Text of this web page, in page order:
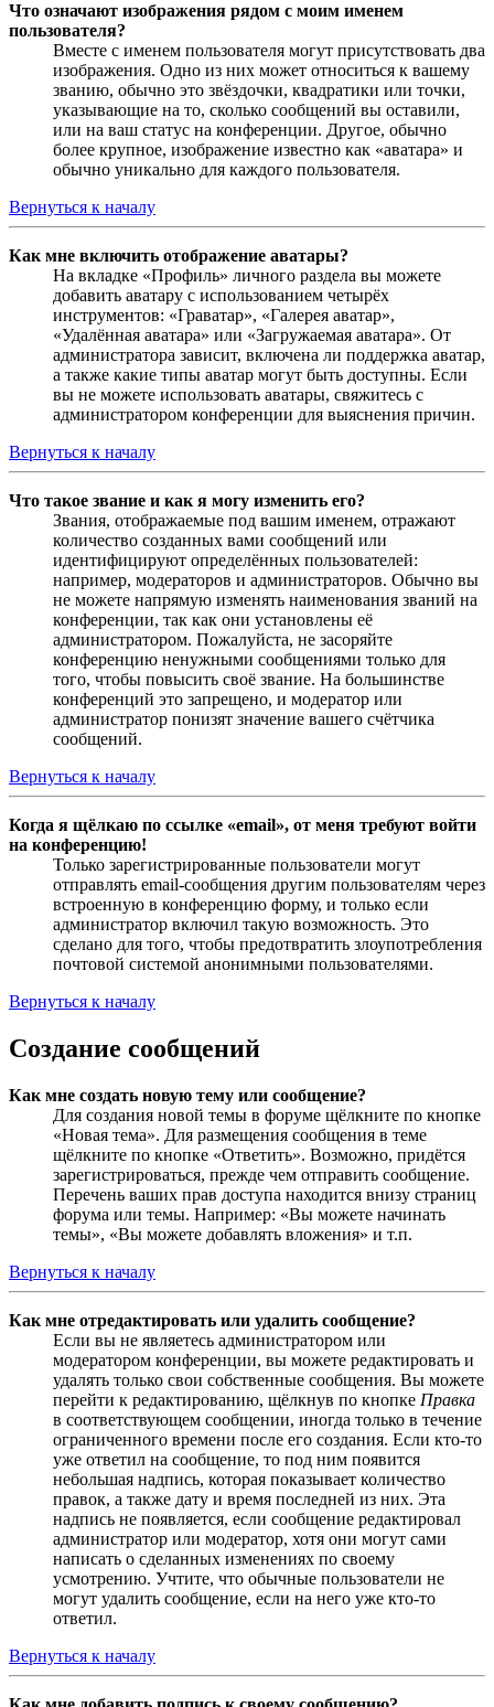
Что означают изображения рядом с моим именем
пользователя?
Вместе с именем пользователя могут присутствовать два
изображения. Одно из них может относиться к вашему
званию, обычно это звёздочки, квадратики или точки,
указывающие на то, сколько сообщений вы оставили,
или на ваш статус на конференции. Другое, обычно
более крупное, изображение известно как «аватара» и
обычно уникально для каждого пользователя.
Вернуться к началу
Как мне включить отображение аватары?
На вкладке «Профиль» личного раздела вы можете
добавить аватару с использованием четырёх
инструментов: «Граватар», «Галерея аватар»,
«Удалённая аватара» или «Загружаемая аватара». От
администратора зависит, включена ли поддержка аватар,
а также какие типы аватар могут быть доступны. Если
вы не можете использовать аватары, свяжитесь с
администратором конференции для выяснения причин.
Вернуться к началу
Что такое звание и как я могу изменить его?
Звания, отображаемые под вашим именем, отражают
количество созданных вами сообщений или
идентифицируют определённых пользователей:
например, модераторов и администраторов. Обычно вы
не можете напрямую изменять наименования званий на
конференции, так как они установлены её
администратором. Пожалуйста, не засоряйте
конференцию ненужными сообщениями только для
того, чтобы повысить своё звание. На большинстве
конференций это запрещено, и модератор или
администратор понизят значение вашего счётчика
сообщений.
Вернуться к началу
Когда я щёлкаю по ссылке «email», от меня требуют войти
на конференцию!
Только зарегистрированные пользователи могут
отправлять email-сообщения другим пользователям через
встроенную в конференцию форму, и только если
администратор включил такую возможность. Это
сделано для того, чтобы предотвратить злоупотребления
почтовой системой анонимными пользователями.
Вернуться к началу
Создание сообщений
Как мне создать новую тему или сообщение?
Для создания новой темы в форуме щёлкните по кнопке
«Новая тема». Для размещения сообщения в теме
щёлкните по кнопке «Ответить». Возможно, придётся
зарегистрироваться, прежде чем отправить сообщение.
Перечень ваших прав доступа находится внизу страниц
форума или темы. Например: «Вы можете начинать
темы», «Вы можете добавлять вложения» и т.п.
Вернуться к началу
Как мне отредактировать или удалить сообщение?
Если вы не являетесь администратором или
модератором конференции, вы можете редактировать и
удалять только свои собственные сообщения. Вы можете
перейти к редактированию, щёлкнув по кнопке Правка
в соответствующем сообщении, иногда только в течение
ограниченного времени после его создания. Если кто-то
уже ответил на сообщение, то под ним появится
небольшая надпись, которая показывает количество
правок, а также дату и время последней из них. Эта
надпись не появляется, если сообщение редактировал
администратор или модератор, хотя они могут сами
написать о сделанных изменениях по своему
усмотрению. Учтите, что обычные пользователи не
могут удалить сообщение, если на него уже кто-то
ответил.
Вернуться к началу